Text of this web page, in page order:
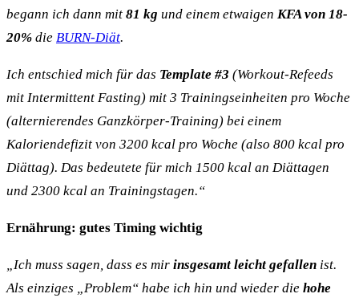
begann ich dann mit 81 kg und einem etwaigen KFA von 18-
20% die BURN-Diät.
Ich entschied mich für das Template #3 (Workout-Refeeds
mit Intermittent Fasting) mit 3 Trainingseinheiten pro Woche
(alternierendes Ganzkörper-Training) bei einem
Kaloriendefizit von 3200 kcal pro Woche (also 800 kcal pro
Diättag). Das bedeutete für mich 1500 kcal an Diättagen
und 2300 kcal an Trainingstagen.“
Ernährung: gutes Timing wichtig
„Ich muss sagen, dass es mir insgesamt leicht gefallen ist.
Als einziges „Problem“ habe ich hin und wieder die hohe